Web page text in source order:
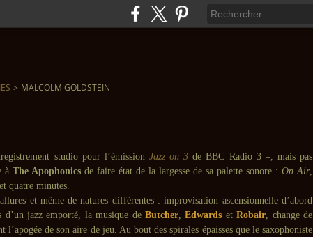
> MALCOLM GOLDSTEIN
studio pour l’émission Jazz on 3 de BBC Radio 3 –, mais pas
à The Apophonics de faire état de la largesse de sa palette sonore : On Air,
quatre minutes.
et même de natures différentes : improvisation ascensionnelle d’abord
d’un jazz emporté, la musique de Butcher,Edwards etRobair, change de
l’apogée de son aire de jeu. Au bout des spirales épaisses que le saxophoniste